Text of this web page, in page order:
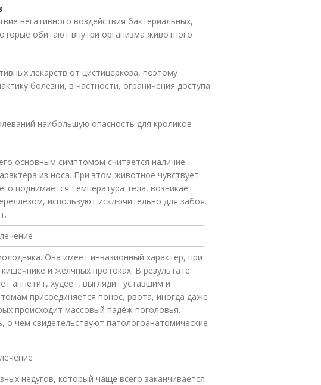
негативного воздействия бактериальных,
обитают внутри организма животного
лекарств от цистицеркоза, поэтому
болезни, в частности, ограничения доступа
наибольшую опасность для кроликов
основным симптомом считается наличие
из носа. При этом животное чувствует
поднимается температура тела, возникает
используют исключительно для забоя.
Она имеет инвазионный характер, при
и желчных протоках. В результате
аппетит, худеет, выглядит уставшим и
присоединяется понос, рвота, иногда даже
происходит массовый падёж поголовья.
о чём свидетельствуют патологоанатомические
недугов, который чаще всего заканчивается